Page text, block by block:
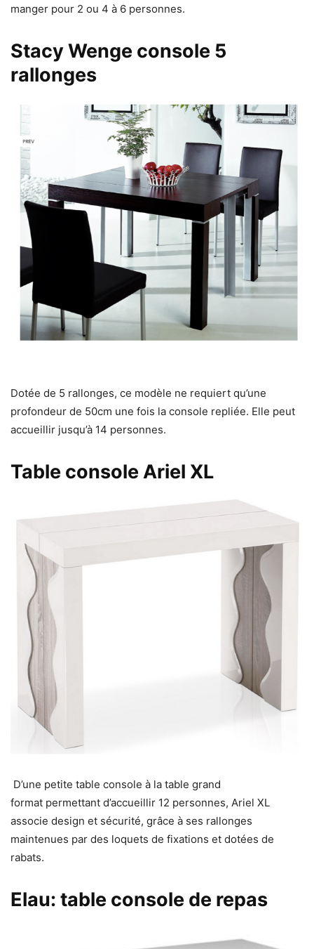
manger pour 2 ou 4 à 6 personnes.
Stacy Wenge console 5
rallonges
Dotée de 5 rallonges, ce modèle ne requiert qu’une
profondeur de 50cm une fois la console repliée. Elle peut
accueillir jusqu’à 14 personnes.
Table console Ariel XL
D’une petite table console à la table grand
format permettant d’accueillir 12 personnes, Ariel XL
associe design et sécurité, grâce à ses rallonges
maintenues par des loquets de fixations et dotées de
rabats.
Elau: table console de repas